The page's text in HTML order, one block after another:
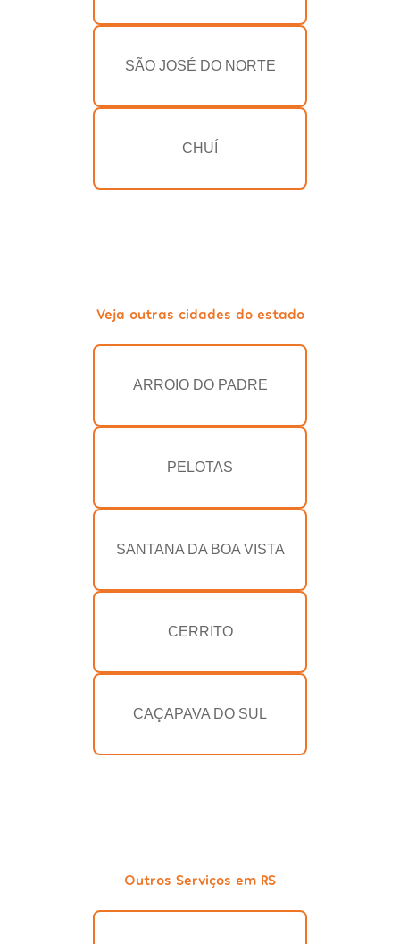
SÃO JOSÉ DO NORTE
CHUÍ
Veja outras cidades do estado
ARROIO DO PADRE
PELOTAS
SANTANA DA BOA VISTA
CERRITO
CAÇAPAVA DO SUL
Outros Serviços em RS